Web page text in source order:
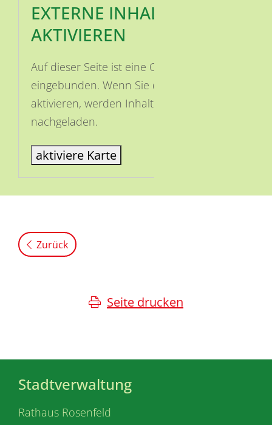
EXTERNE INHALTE
AKTIVIEREN
Auf dieser Seite ist eine OSM Karte
eingebunden. Wenn Sie die Karte
aktivieren, werden Inhalte von OSM
nachgeladen.
aktiviere Karte
Zurück
Seite drucken
Stadtverwaltung
Rathaus Rosenfeld